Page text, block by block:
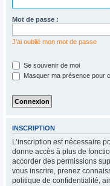
Mot de passe :
J’ai oublié mon mot de passe
Se souvenir de moi
Masquer ma présence pour
INSCRIPTION
L’inscription est nécessaire
donne accès à plus de
accorder des permissions
vous inscrire, prenez
politique de confidentialité,